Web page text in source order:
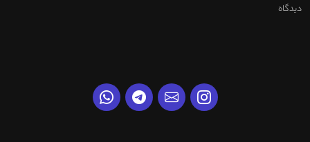
دیدگاه